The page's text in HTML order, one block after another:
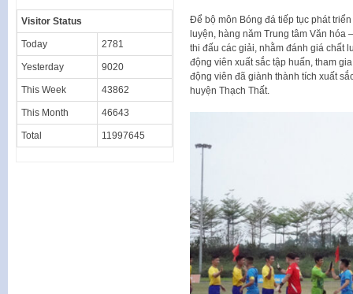
Để bộ môn Bóng đá tiếp tục phát
luyện, hàng năm Trung tâm Văn hóa
thi đấu các giải, nhằm đánh giá chất
động viên xuất sắc tập huấn, tham
động viên đã giành thành tích xuất
huyện Thạch Thất.
Visitor Status
Today 2781
Yesterday 9020
This Week 43862
This Month 46643
Total 11997645